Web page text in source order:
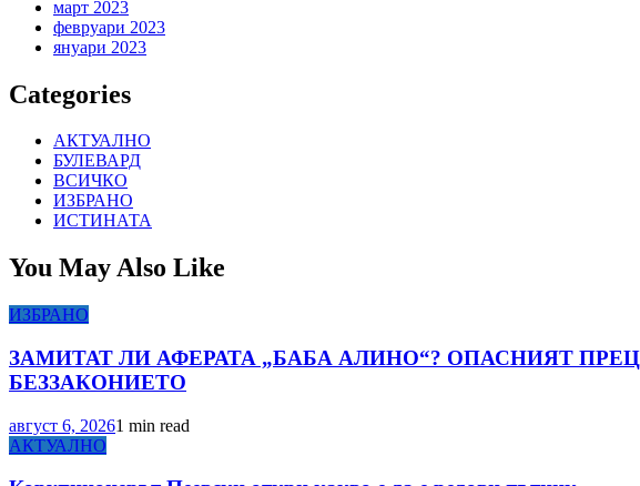
март 2023
февруари 2023
януари 2023
Categories
АКТУАЛНО
БУЛЕВАРД
ВСИЧКО
ИЗБРАНО
ИСТИНАТА
You May Also Like
ИЗБРАНО
ЗАМИТАТ ЛИ АФЕРАТА „БАБА АЛИНО“? ОПАСНИЯТ
БЕЗЗАКОНИЕТО
август 6, 20261 min read
АКТУАЛНО